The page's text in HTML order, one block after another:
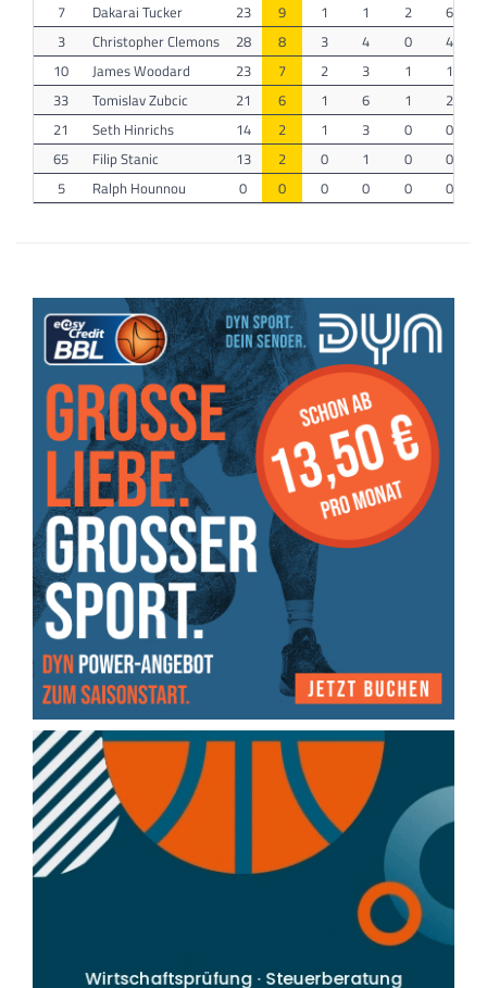
7
Dakarai Tucker 23 9 1 1 2
6
3
Christopher Clemons 28 8 3 4 0
4
10
James Woodard 23 7 2 3 1
1
33
Tomislav Zubcic 21 6 1 6 1
2
21
Seth Hinrichs 14 2 1 3 0
0
65
Filip Stanic 13 2 0 1 0
0
5
Ralph Hounnou 0 0 0 0 0 0